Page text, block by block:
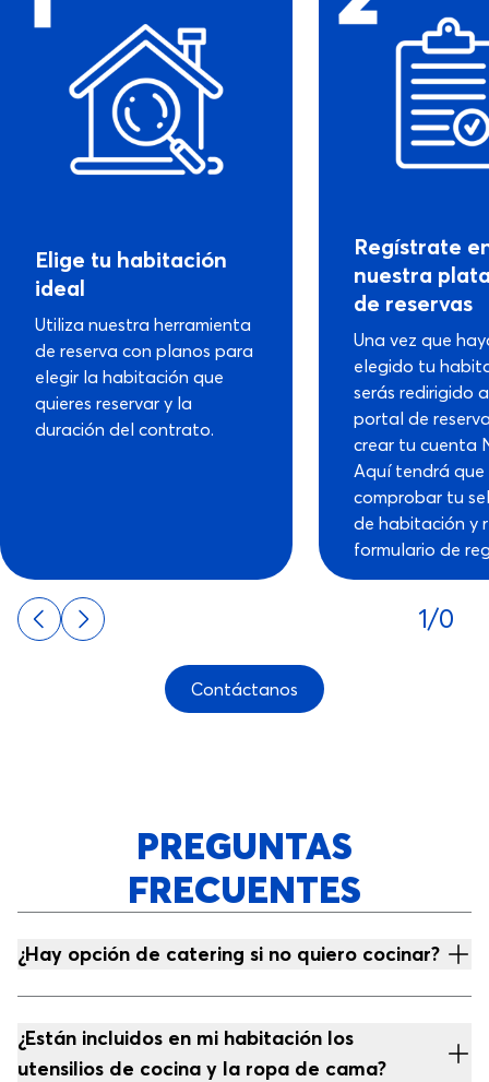
Elige tu habitación
ideal
Utiliza nuestra herramienta
de reserva con planos para
elegir la habitación que
quieres reservar y la
duración del contrato.
Regístrate
nuestra
de reservas
Una vez que
elegido tu
serás redirigido
portal de
crear tu cuenta
Aquí tendrá que
comprobar tu
de habitación y
formulario de
1/0
Contáctanos
PREGUNTAS
FRECUENTES
¿Hay opción de catering si no quiero cocinar?
¿Están incluidos en mi habitación los
utensilios de cocina y la ropa de cama?